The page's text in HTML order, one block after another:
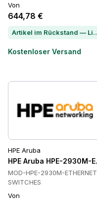
Von
644,78 €
Artikel im Rückstand
Kostenloser Versand
HPE Aruba
HPE Aruba HPE-2930M-
MOD-HPE-2930M-
SWITCHES
Von